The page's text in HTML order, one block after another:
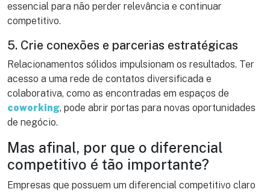
essencial para não perder relevância e continuar
competitivo.
5. Crie conexões e parcerias estratégicas
Relacionamentos sólidos impulsionam os resultados. Ter
acesso a uma rede de contatos diversificada e
colaborativa, como as encontradas em espaços de
coworking, pode abrir portas para novas oportunidades
de negócio.
Mas afinal, por que o diferencial
competitivo é tão importante?
Empresas que possuem um diferencial competitivo claro